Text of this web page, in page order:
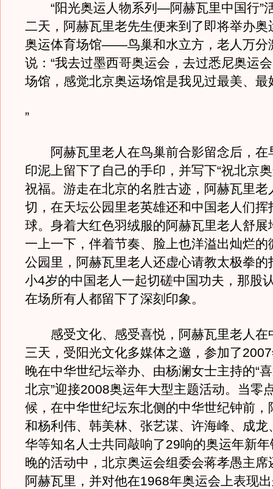
“阳光奥运人物系列—阿赫瓦里中国行”
二天，阿赫瓦里老先生便来到了即将举办奥
奥运体育场馆——鸟巢和水立方，老人万分
说：“我去过墨西哥奥运会，去过悉尼奥运
场馆，感觉北京奥运场馆是我见过最美、最
”
阿赫瓦里老人在鸟巢前合影留念后，在
印泥上留下了自己的手印，并写下“祝北京
祝福。游走在北京的名胜古迹，阿赫瓦里老
切，在天坛公园里老英雄还和中国老人们挥
球。身着大红色羽绒服的阿赫瓦里老人舒展
一上一下，伴着节奏、脸上也洋溢出灿烂的
公园里，阿赫瓦里老人还虚心请教太极拳的
小4岁的中国老人一起切磋中国功夫，那股
在场所有人都留下了深刻印象。
感受文化、感受喜悦，阿赫瓦里老人在
三天，受阳光文化多媒体之邀，参加了
晚在中华世纪坛举办、由杨澜女士主持的“
北京”迎接2008奥运年大型主题活动。当零
候，在中华世纪坛东北侧的中华世纪钟前，
和杨利伟、韩美林、张艺谋、许海峰、成龙
华等知名人士共同敲响了29响的奥运年新
晚的活动中，北京奥运会组委会蒋孝愚主席
阿赫瓦里，并对他在1968年奥运会上表现